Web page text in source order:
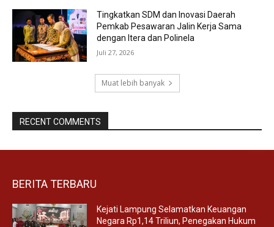
Tingkatkan SDM dan Inovasi Daerah
Pemkab Pesawaran Jalin Kerja Sama
dengan Itera dan Polinela
Juli 27, 2026
Muat lebih banyak
RECENT COMMENTS
BERITA TERBARU
Kejati Lampung Selamatkan Keuangan
Negara Rp1,14 Triliun, Penegakan Hukum